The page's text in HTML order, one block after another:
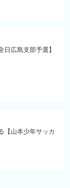
日広島支部予選】
【山本少年サッカ